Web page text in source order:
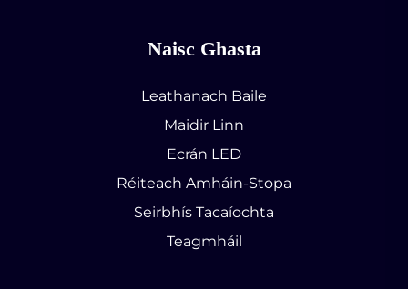
Naisc Ghasta
Leathanach Baile
Maidir Linn
Ecrán LED
Réiteach Amháin-Stopa
Seirbhís Tacaíochta
Teagmháil